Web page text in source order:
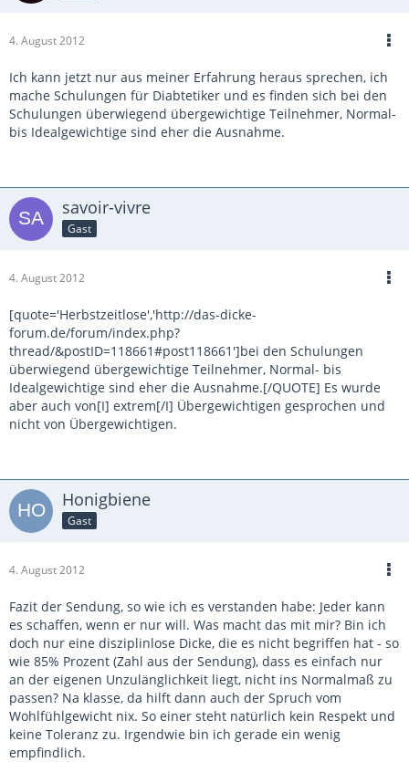
4. August 2012
Ich kann jetzt nur aus meiner Erfahrung heraus sprechen, ich
mache Schulungen für Diabtetiker und es finden sich bei den
Schulungen überwiegend übergewichtige Teilnehmer, Normal-
bis Idealgewichtige sind eher die Ausnahme.
savoir-vivre
Gast
4. August 2012
[quote='Herbstzeitlose','http://das-dicke-
forum.de/forum/index.php?
thread/&postID=118661#post118661']bei den Schulungen
überwiegend übergewichtige Teilnehmer, Normal- bis
Idealgewichtige sind eher die Ausnahme.[/QUOTE] Es wurde
aber auch von[I] extrem[/I] Übergewichtigen gesprochen und
nicht von Übergewichtigen.
Honigbiene
Gast
4. August 2012
Fazit der Sendung, so wie ich es verstanden habe: Jeder kann
es schaffen, wenn er nur will. Was macht das mit mir? Bin ich
doch nur eine disziplinlose Dicke, die es nicht begriffen hat - so
wie 85% Prozent (Zahl aus der Sendung), dass es einfach nur
an der eigenen Unzulänglichkeit liegt, nicht ins Normalmaß zu
passen? Na klasse, da hilft dann auch der Spruch vom
Wohlfühlgewicht nix. So einer steht natürlich kein Respekt und
keine Toleranz zu. Irgendwie bin ich gerade ein wenig
empfindlich.